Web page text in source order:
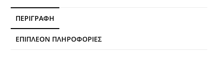
Beauty
Home
ποσότητα
ΠΕΡΙΓΡΑΦΉ
ΕΠΙΠΛΈΟΝ ΠΛΗΡΟΦΟΡΊΕΣ